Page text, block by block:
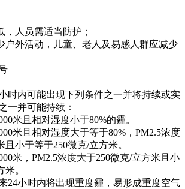
，人员需适当防护；
户外活动，儿童、老人及易感人群应减少
时内可能出现下列条件之一并将持续或实
一并可能持续：
米且相对湿度小于80%的霾。
米且相对湿度大于等于80%，PM2.5浓度
且小于等于250微克/立方米。
米，PM2.5浓度大于250微克/立方米且小
。
24小时内将出现重度霾，易形成重度空气